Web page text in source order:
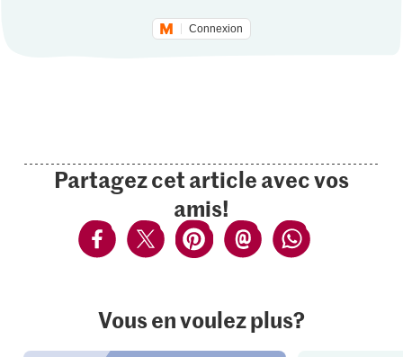
Connexion
Partagez cet article avec vos
amis!
Vous en voulez plus?